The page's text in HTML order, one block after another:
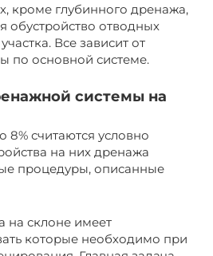
кроме глубинного дренажа,
обустройство отводных
Все зависит от
по основной системе.
системы на
8% считаются условно
на них дренажа
процедуры, описанные
на склоне имеет
которые необходимо при